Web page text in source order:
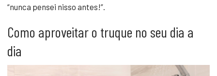
“nunca pensei nisso antes!”.
Como aproveitar o truque no seu dia a
dia